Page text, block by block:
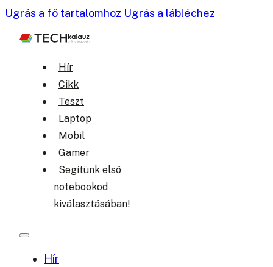
Ugrás a fő tartalomhoz Ugrás a lábléchez
Hír
Cikk
Teszt
Laptop
Mobil
Gamer
Segítünk első
notebookod
kiválasztásában!
Hír